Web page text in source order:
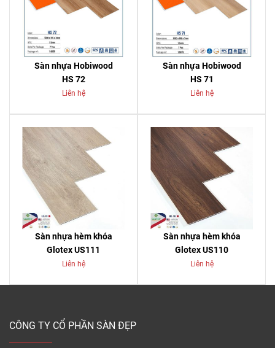
Sàn nhựa Hobiwood
HS 72
Liên hệ
Sàn nhựa Hobiwood
HS 71
Liên hệ
Sàn nhựa hèm khóa
Glotex US111
Liên hệ
Sàn nhựa hèm khóa
Glotex US110
Liên hệ
CÔNG TY CỔ PHẦN SÀN ĐẸP